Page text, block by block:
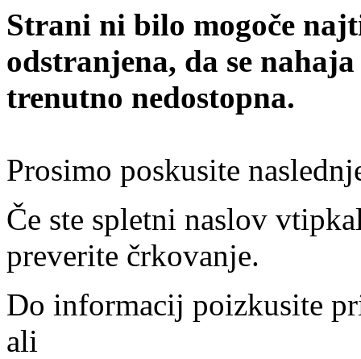
Strani ni bilo mogoče
odstranjena, da se
trenutno nedostopna.
Prosimo poskusite
Če ste spletni naslov
preverite črkovanje.
Do informacij poizkusite
ali